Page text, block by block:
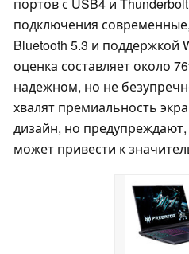
подключения
Bluetooth 5.3 и поддержкой
оценка составляет около
надежном, но не
хвалят премиальность
дизайн, но предупреждают,
может привести к